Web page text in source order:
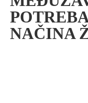
NAČINA